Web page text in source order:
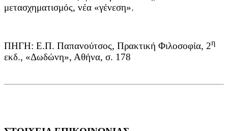
μετασχηματισμός, νέα «γένεση».
ΠΗΓΗ: Ε.Π. Παπανούτσος, Πρακτική Φιλοσοφία, 2η
εκδ., «Δωδώνη», Αθήνα, σ. 178